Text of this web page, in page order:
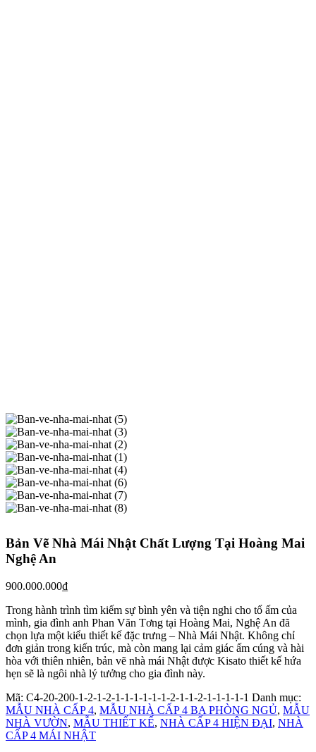
Bản Vẽ Nhà Mái Nhật Chất Lượng Tại Hoàng Mai
Nghệ An
900.000.000₫
Trong hành trình tìm kiếm sự bình yên và tiện nghi cho tổ ấm của
mình, gia đình anh Phan Văn Tơng tại Hoàng Mai, Nghệ An đã
chọn lựa một kiểu thiết kế đặc trưng – Nhà Mái Nhật. Không chỉ
đơn giản trong kiến trúc, mà còn mang lại cảm giác ấm cúng và hài
hòa với thiên nhiên, bản vẽ nhà mái Nhật được Kisato thiết kế hứa
hẹn sẽ là ngôi nhà lý tưởng cho gia đình này.
Mã: C4-20-200-1-2-1-2-1-1-1-1-1-1-2-1-1-2-1-1-1-1-1 Danh mục:
MẪU NHÀ CẤP 4, MẪU NHÀ CẤP 4 BA PHÒNG NGỦ, MẪU
NHÀ VƯỜN, MẪU THIẾT KẾ, NHÀ CẤP 4 HIỆN ĐẠI, NHÀ
CẤP 4 MÁI NHẬT